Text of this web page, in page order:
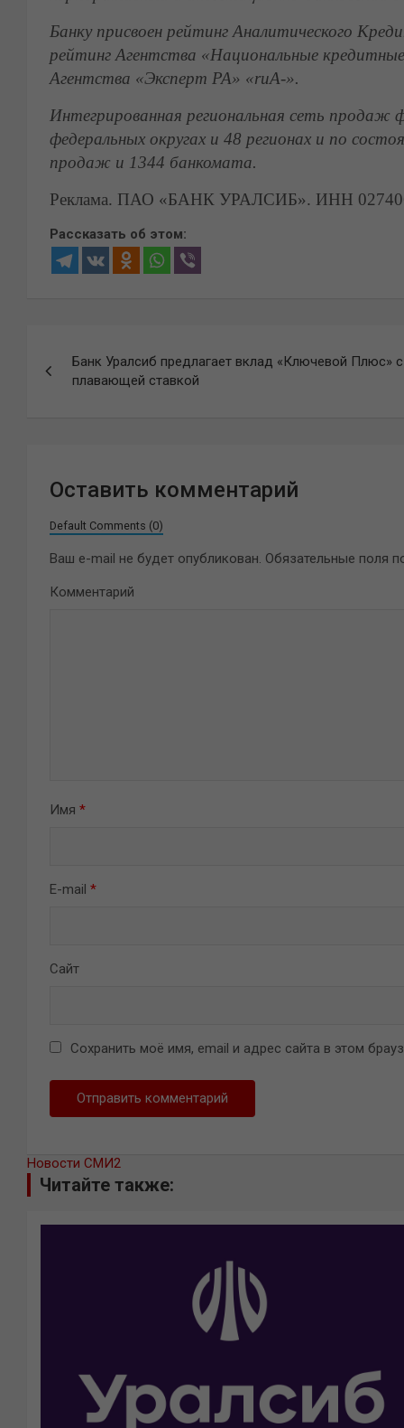
Банку присвоен рейтинг Аналитического
рейтинг Агентства «Национальные
Агентства «Эксперт РА» «ruА-».
Интегрированная региональная сеть продаж
федеральных округах и 48 регионах и по
продаж и 1344 банкомата.
Реклама. ПАО «БАНК УРАЛСИБ». ИНН
Рассказать об этом:
по
Банк Уралсиб предлагает вклад «Ключевой Плюс» с
плавающей ставкой
Оставить комментарий
Default Comments (0)
Ваш e-mail не будет опубликован. Обязательные поля
Комментарий
Имя *
E-mail *
Сайт
Сохранить моё имя, email и адрес сайта в этом
Новости СМИ2
Читайте также: